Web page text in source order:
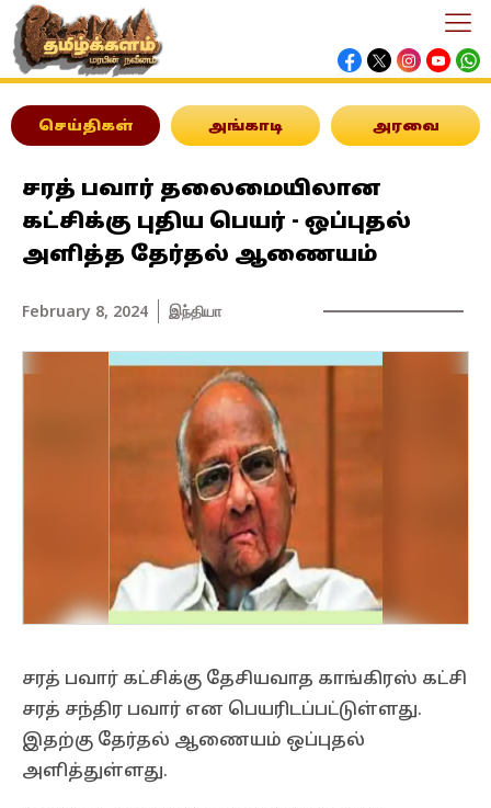
செய்திகள் அங்காடி அரவை
சரத் பவார் தலைமையிலான
கட்சிக்கு புதிய பெயர் - ஒப்புதல்
அளித்த தேர்தல் ஆணையம்
February 8, 2024 இந்தியா
சரத் பவார் கட்சிக்கு தேசியவாத காங்கிரஸ் கட்சி
சரத் சந்திர பவார் என பெயரிடப்பட்டுள்ளது.
இதற்கு தேர்தல் ஆணையம் ஒப்புதல்
அளித்துள்ளது.